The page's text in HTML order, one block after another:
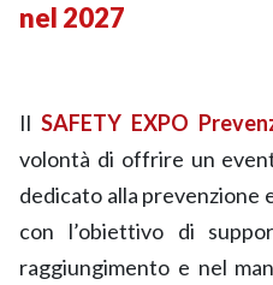
nel 2027
Il SAFETY EXPO
volontà di offrire un
dedicato alla prevenzione
con l’obiettivo di
raggiungimento e nel